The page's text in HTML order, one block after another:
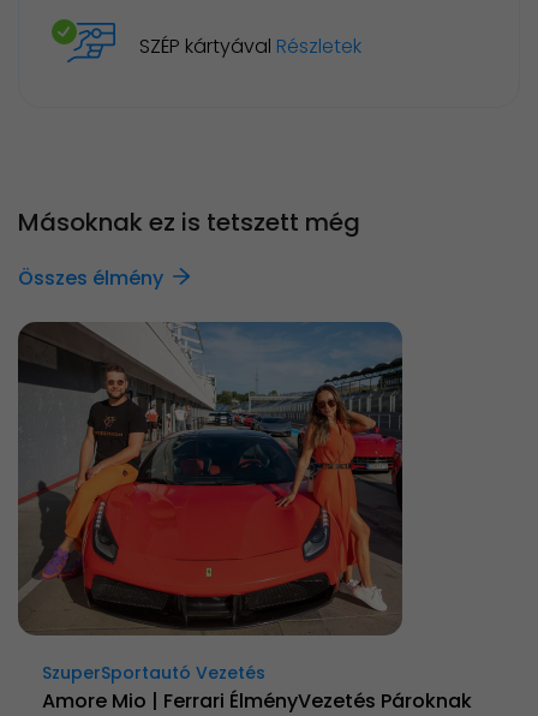
SZÉP kártyával Részletek
Másoknak ez is tetszett még
Összes élmény
SzuperSportautó Vezetés
Amore Mio | Ferrari ÉlményVezetés Pároknak